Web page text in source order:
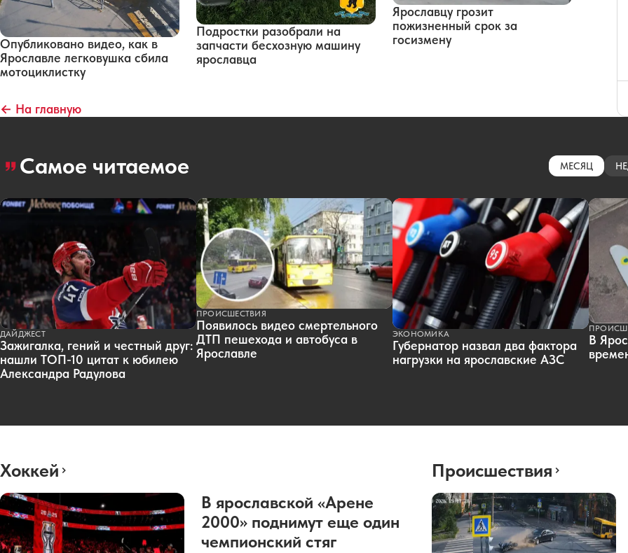
Опубликовано видео, как в
Ярославле легковушка сбила
мотоциклистку
Подростки разобрали на
запчасти бесхозную машину
ярославца
Ярославцу грозит
пожизненный срок за
госизмену
← На главную
Самое читаемое МЕСЯЦ
ДАЙДЖЕСТ
Зажигалка, гений и честный друг:
нашли ТОП-10 цитат к юбилею
Александра Радулова
ПРОИСШЕСТВИЯ
Появилось видео смертельного
ДТП пешехода и автобуса в
Ярославле
ЭКОНОМИКА
Губернатор назвал два фактора
нагрузки на ярославские АЗС
В
Хоккей
В ярославской «Арене
2000» поднимут еще один
чемпионский стяг
Происшествия